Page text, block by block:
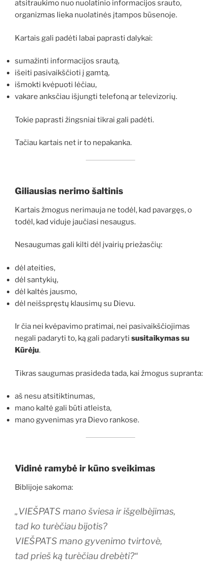
atsitraukimo nuo nuolatinio informacijos srauto,
organizmas lieka nuolatinės įtampos būsenoje.
Kartais gali padėti labai paprasti dalykai:
sumažinti informacijos srautą,
išeiti pasivaikščioti į gamtą,
išmokti kvėpuoti lėčiau,
vakare anksčiau išjungti telefoną ar televizorių.
Tokie paprasti žingsniai tikrai gali padėti.
Tačiau kartais net ir to nepakanka.
Giliausias nerimo šaltinis
Kartais žmogus nerimauja ne todėl, kad pavargęs, o
todėl, kad viduje jaučiasi nesaugus.
Nesaugumas gali kilti dėl įvairių priežasčių:
dėl ateities,
dėl santykių,
dėl kaltės jausmo,
dėl neišspręstų klausimų su Dievu.
Ir čia nei kvėpavimo pratimai, nei pasivaikščiojimas
negali padaryti to, ką gali padaryti susitaikymas su
Kūrėju.
Tikras saugumas prasideda tada, kai žmogus supranta:
aš nesu atsitiktinumas,
mano kaltė gali būti atleista,
mano gyvenimas yra Dievo rankose.
Vidinė ramybė ir kūno sveikimas
Biblijoje sakoma:
„VIEŠPATS mano šviesa ir išgelbėjimas,
tad ko turėčiau bijotis?
VIEŠPATS mano gyvenimo tvirtovė,
tad prieš ką turėčiau drebėti?“